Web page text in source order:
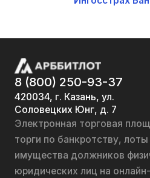
8 (800) 250-93-37
420034, г. Казань, ул.
Соловецких Юнг, д. 7
Электронная торговая
торги по банкротству,
имущества должников
юридических лиц на